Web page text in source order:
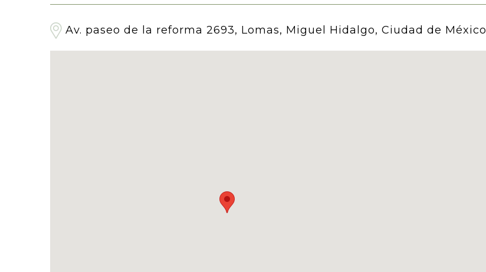
Av. paseo de la reforma 2693, Lomas, Miguel Hidalgo, Ciudad de México